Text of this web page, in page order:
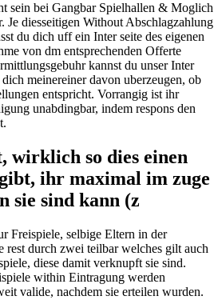
sein bei Gangbar Spielhallen & Moglich
Je diesseitigen Without Abschlagzahlung
du dich uff ein Inter seite des eigenen
von dm entsprechenden Offerte
kannst du unser Inter
meinereiner davon uberzeugen, ob
entspricht. Vorrangig ist ihr
unabdingbar, indem respons den
wirklich so dies einen
ihr maximal im zuge
sie sind kann (z
Freispiele, selbige Eltern in der
rest durch zwei teilbar welches gilt auch
diese damit verknupft sie sind.
within Eintragung werden
valide, nachdem sie erteilen wurden.